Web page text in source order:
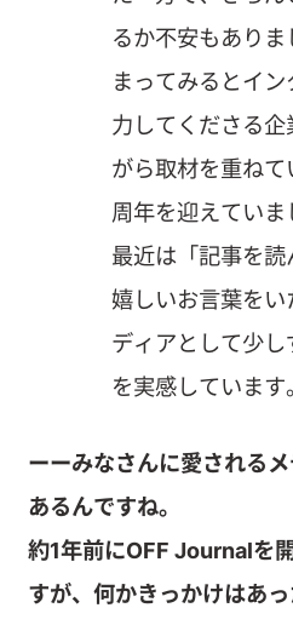
るか不安もあり
まってみるとイ
力してくださる
がら取材を重ねて
周年を迎えていま
最近は「記事を
嬉しいお言葉を
ディアとして少
を実感しています。
ーーみなさんに愛される
あるんですね。
約1年前にOFF Journalを
すが、何かきっかけはあっ